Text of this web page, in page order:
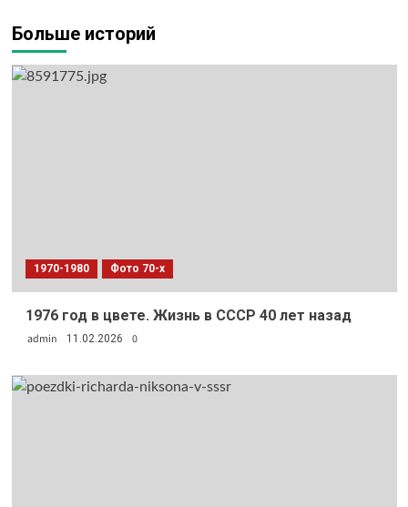
Больше историй
1970-1980 Фото 70-х
1976 год в цвете. Жизнь в СССР 40 лет назад
admin 11.02.2026 0